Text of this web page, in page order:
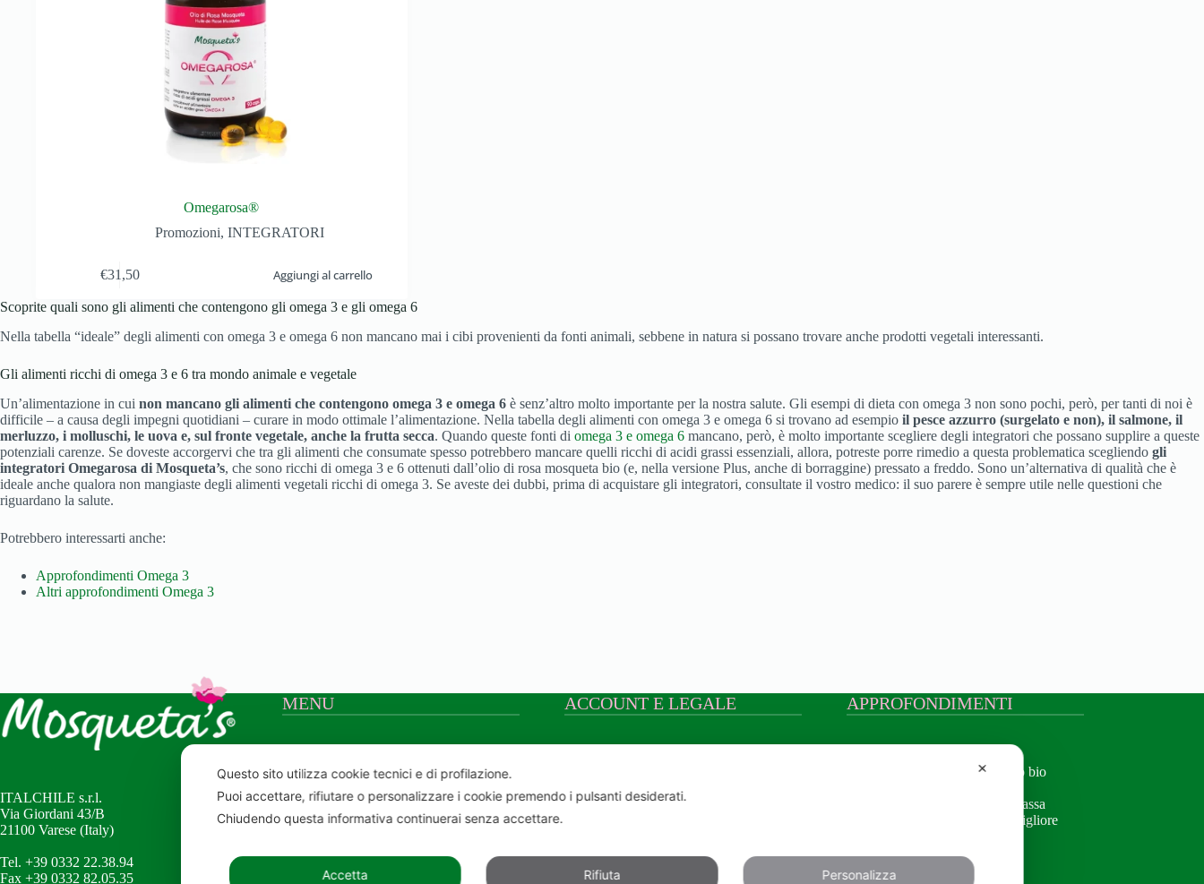
Omegarosa®
Promozioni, INTEGRATORI
€31,50 Aggiungi al carrello
Scoprite quali sono gli alimenti che contengono gli omega 3 e gli omega 6
Nella tabella “ideale” degli alimenti con omega 3 e omega 6 non mancano mai i cibi provenienti da fonti animali, sebbene in natura si possano trovare anche prodotti vegetali interessanti.
Gli alimenti ricchi di omega 3 e 6 tra mondo animale e vegetale
Un’alimentazione in cui non mancano gli alimenti che contengono omega 3 e omega 6 è senz’altro molto importante per la nostra salute. Gli esempi di dieta con omega 3 non sono pochi, però, per tanti di noi è
difficile – a causa degli impegni quotidiani – curare in modo ottimale l’alimentazione. Nella tabella degli alimenti con omega 3 e omega 6 si trovano ad esempio il pesce azzurro (surgelato e non), il salmone, il
merluzzo, i molluschi, le uova e, sul fronte vegetale, anche la frutta secca. Quando queste fonti di omega 3 e omega 6 mancano, però, è molto importante scegliere degli integratori che possano supplire a queste
potenziali carenze. Se doveste accorgervi che tra gli alimenti che consumate spesso potrebbero mancare quelli ricchi di acidi grassi essenziali, allora, potreste porre rimedio a questa problematica scegliendo gli
integratori Omegarosa di Mosqueta’s, che sono ricchi di omega 3 e 6 ottenuti dall’olio di rosa mosqueta bio (e, nella versione Plus, anche di borraggine) pressato a freddo. Sono un’alternativa di qualità che è
ideale anche qualora non mangiaste degli alimenti vegetali ricchi di omega 3. Se aveste dei dubbi, prima di acquistare gli integratori, consultate il vostro medico: il suo parere è sempre utile nelle questioni che
riguardano la salute.
Potrebbero interessarti anche:
Approfondimenti Omega 3
Altri approfondimenti Omega 3
ITALCHILE s.r.l.
Via Giordani 43/B
21100 Varese (Italy)
Tel. +39 0332 22.38.94
Fax +39 0332 82.05.35
MENU
Mosqueta’s
Elicriso
Shop online
Certificazioni
ACCOUNT E LEGALE
Stato ordini
Lista dei desideri
Cookie Policy
APPROFONDIMENTI
Creme naturali per il viso bio
Crema antirughe pelle grassa
Crema corpo idratante migliore
✕
Questo sito utilizza cookie tecnici e di profilazione.
Puoi accettare, rifiutare o personalizzare i cookie premendo i pulsanti desiderati.
Chiudendo questa informativa continuerai senza accettare.
Accetta Rifiuta Personalizza